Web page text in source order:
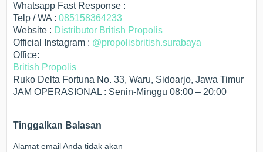
Whatsapp Fast Response :
Telp / WA :085158364233
Website : Distributor British Propolis
Official Instagram : @propolisbritish.surabaya
Office:
British Propolis
Ruko Delta Fortuna No. 33, Waru, Sidoarjo, Jawa Timur
JAM OPERASIONAL : Senin-Minggu 08:00 – 20:00
Tinggalkan Balasan
Alamat email Anda tidak akan